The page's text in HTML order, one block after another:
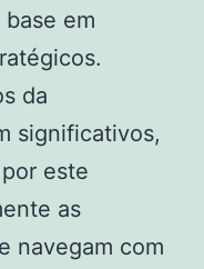
em
da
significativos,
este
as
navegam com